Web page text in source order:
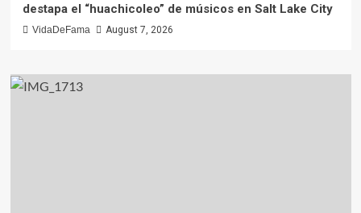
destapa el “huachicoleo” de músicos en Salt Lake City
VidaDeFama August 7, 2026